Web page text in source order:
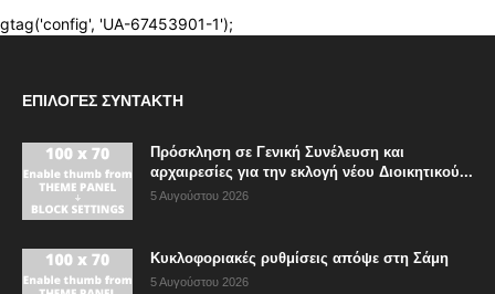
ΕΠΙΛΟΓΈΣ ΣΥΝΤΆΚΤΗ
Πρόσκληση σε Γενική Συνέλευση και
αρχαιρεσίες για την εκλογή νέου Διοικητικού...
5 Αυγούστου 2026
Κυκλοφοριακές ρυθμίσεις απόψε στη Σάμη
5 Αυγούστου 2026